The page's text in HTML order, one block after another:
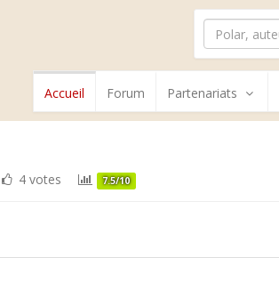
Accueil Forum Partenariats
4 votes 7.5/10